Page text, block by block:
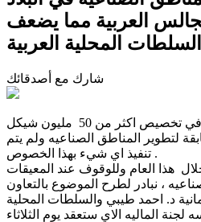
العربية مما يضعف
شارك مع أصدقائك
ماطلت وزارة اﻻقتصاد في تخصيص اكثر من 50 مليون شيكل
لتطوير المناطق الصناعيه ولم يتم
تنفيذ اي شيء بهذا الخصوص .
خلال هذا العام وللوقوف عند المعيقات
، نبادر لطرح الموضوع بالتعاون
د. احمد طيبي والسلطات المحلية
لجنة الماليه الاي ستعقد يوم الثلاثاء